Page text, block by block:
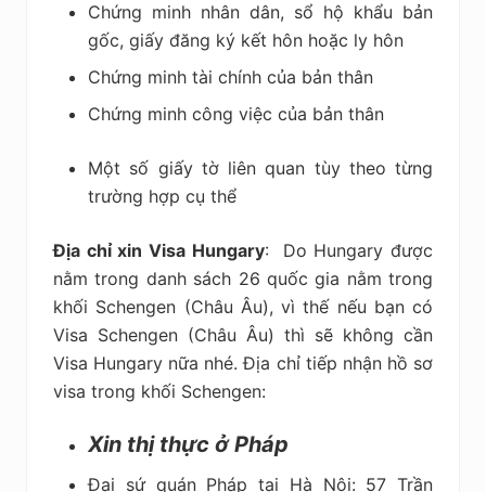
Chứng minh nhân dân, sổ hộ khẩu bản
gốc, giấy đăng ký kết hôn hoặc ly hôn
Chứng minh tài chính của bản thân
Chứng minh công việc của bản thân
Một số giấy tờ liên quan tùy theo từng
trường hợp cụ thể
Địa chỉ xin Visa Hungary: Do Hungary được
nằm trong danh sách 26 quốc gia nằm trong
khối Schengen (Châu Âu), vì thế nếu bạn có
Visa Schengen (Châu Âu) thì sẽ không cần
Visa Hungary nữa nhé.Địa chỉ tiếp nhận hồ sơ
visa trong khối Schengen:
Xin thị thực ở Pháp
Đại sứ quán Pháp tại Hà Nội: 57 Trần